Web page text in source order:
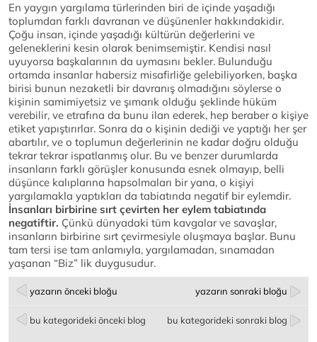
En yaygın yargılama türlerinden biri de içinde yaşadığı
toplumdan farklı davranan ve düşünenler hakkındakidir.
Çoğu insan, içinde yaşadığı kültürün değerlerini ve
geleneklerini kesin olarak benimsemiştir. Kendisi nasıl
uyuyorsa başkalarının da uymasını bekler. Bulunduğu
ortamda insanlar habersiz misafirliğe gelebiliyorken, başka
birisi bunun nezaketli bir davranış olmadığını söylerse o
kişinin samimiyetsiz ve şımarık olduğu şeklinde hüküm
verebilir, ve etrafına da bunu ilan ederek, hep beraber o kişiye
etiket yapıştırırlar. Sonra da o kişinin dediği ve yaptığı her şer
abartılır, ve o toplumun değerlerinin ne kadar doğru olduğu
tekrar tekrar ispatlanmış olur. Bu ve benzer durumlarda
insanların farklı görüşler konusunda esnek olmayıp, belli
düşünce kalıplarına hapsolmaları bir yana, o kişiyi
yargılamakla yaptıkları da tabiatında negatif bir eylemdir.
İnsanları birbirine sırt çevirten her eylem tabiatında
negatiftir. Çünkü dünyadaki tüm kavgalar ve savaşlar,
insanların birbirine sırt çevirmesiyle oluşmaya başlar. Bunu
tam tersi ise tam anlamıyla, yargılamadan, sınamadan
yaşanan “Biz” lik duygusudur.
yazarın önceki bloğu yazarın sonraki bloğu
bu kategorideki önceki blog bu kategorideki sonraki blog